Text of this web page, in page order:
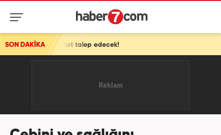
SON DAKİKA
talep edecek!